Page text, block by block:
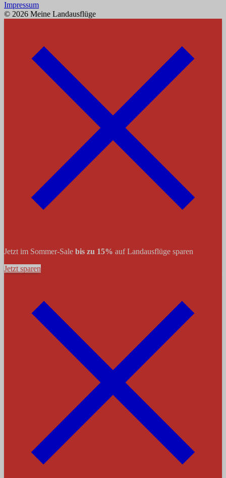
Impressum
© 2026 Meine Landausflüge
Jetzt im Sommer-Sale bis zu 15% auf Landausflüge sparen
Jetzt sparen